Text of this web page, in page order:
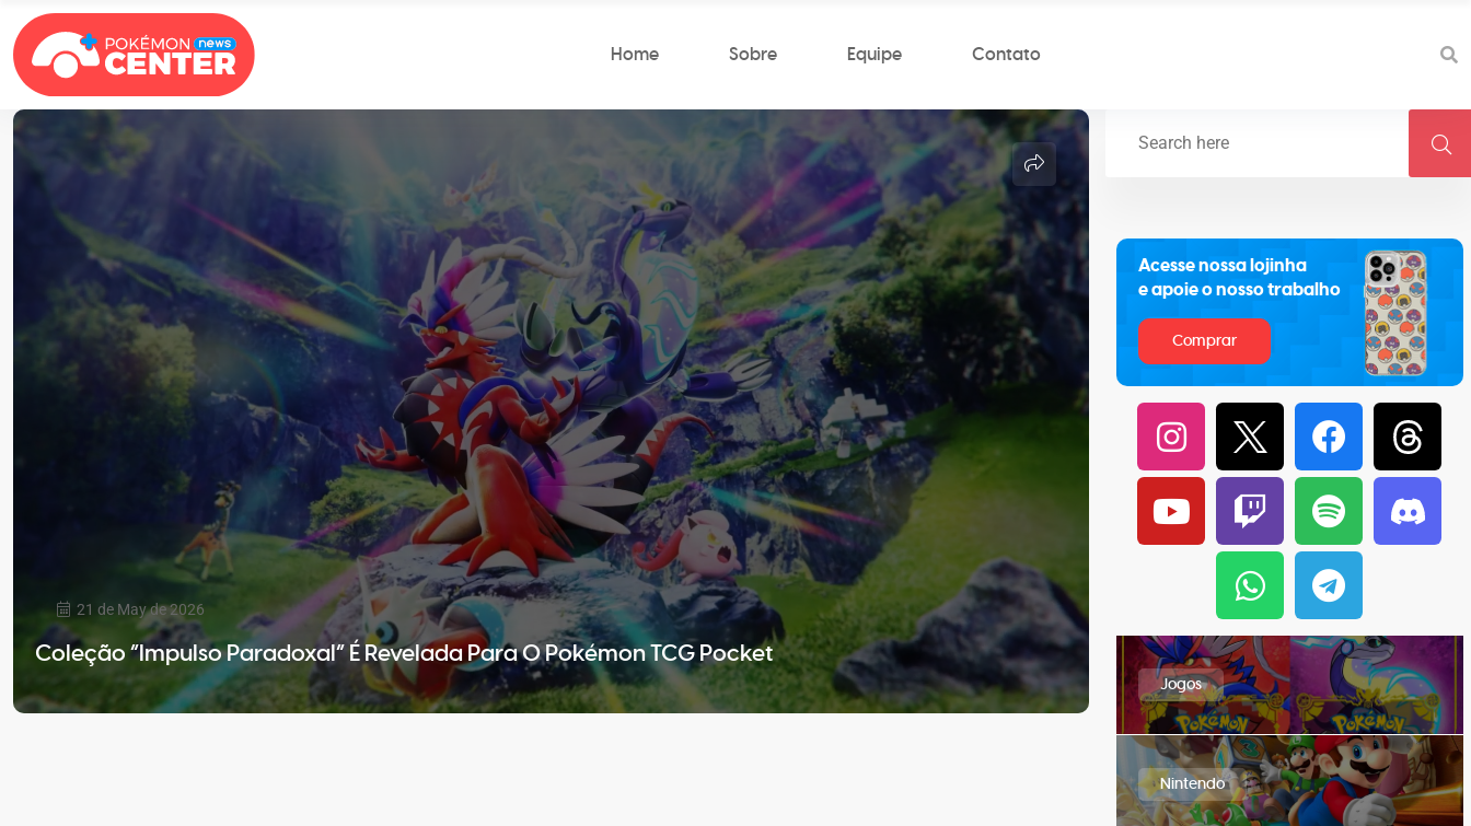
Home Sobre Equipe Contato
21 de May de 2026
Coleção “Impulso Paradoxal” É Revelada Para O Pokémon TCG Pocket
Acesse nossa lojinha
e apoie o nosso trabalho
Comprar
Jogos
Nintendo